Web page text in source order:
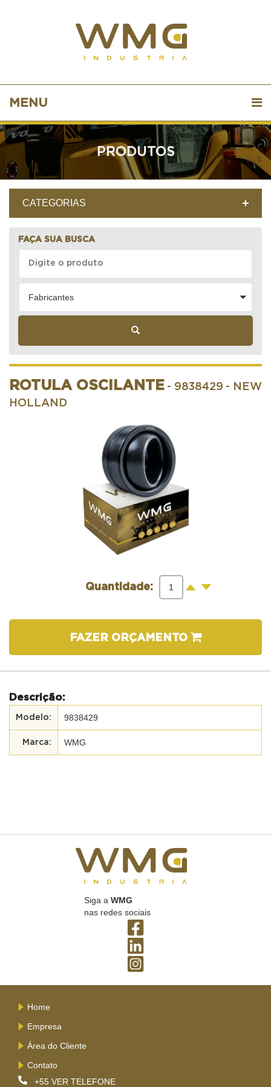
MENU
PRODUTOS
CATEGORIAS
FAÇA SUA BUSCA
Fabricantes
ROTULA OSCILANTE - 9838429 - NEW
HOLLAND
Quantidade: + -
FAZER ORÇAMENTO
Descrição:
9838429
WMG
Siga a WMG
nas redes sociais
Home
Empresa
Área do Cliente
Contato
+55 VER TELEFONE